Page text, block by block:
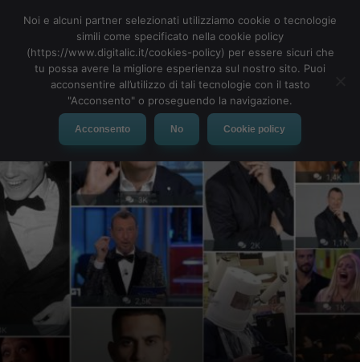
MENU
Noi e alcuni partner selezionati utilizziamo cookie o tecnologie
simili come specificato nella cookie policy
(https://www.digitalic.it/cookies-policy) per essere sicuri che
tu possa avere la migliore esperienza sul nostro sito. Puoi
acconsentire all’utilizzo di tali tecnologie con il tasto
"Acconsento" o proseguendo la navigazione.
Acconsento No Cookie policy